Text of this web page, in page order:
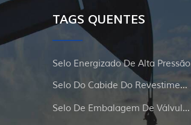
TAGS QUENTES
Selo Energizado De Alta Pressão
Selo Do Cabide Do Revestimento E Da Tubulação
Selo De Embalagem De Válvula De Portão